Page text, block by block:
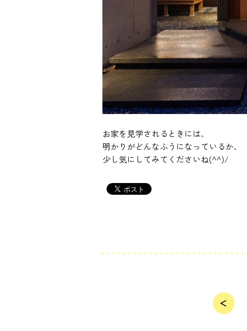
お家を見学されるときには、
明かりがどんなふうになっているか、
少し気にしてみてくださいね(^^)/